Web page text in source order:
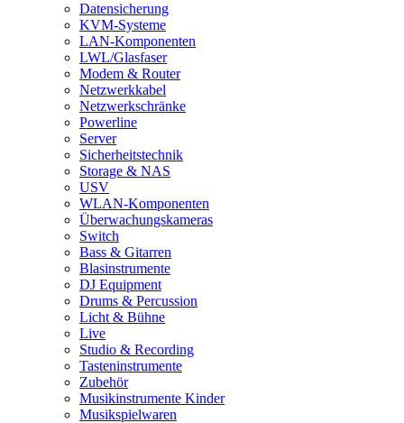
Datensicherung
KVM-Systeme
LAN-Komponenten
LWL/Glasfaser
Modem & Router
Netzwerkkabel
Netzwerkschränke
Powerline
Server
Sicherheitstechnik
Storage & NAS
USV
WLAN-Komponenten
Überwachungskameras
Switch
Bass & Gitarren
Blasinstrumente
DJ Equipment
Drums & Percussion
Licht & Bühne
Live
Studio & Recording
Tasteninstrumente
Zubehör
Musikinstrumente Kinder
Musikspielwaren